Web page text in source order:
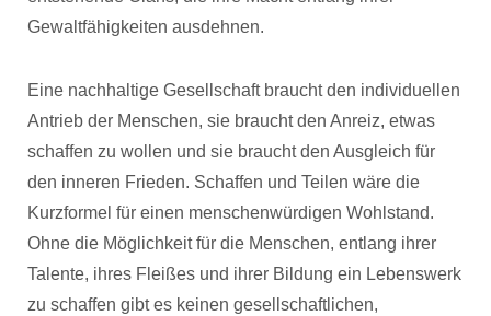
Gewaltfähigkeiten ausdehnen.
Eine nachhaltige Gesellschaft braucht den individuellen
Antrieb der Menschen, sie braucht den Anreiz, etwas
schaffen zu wollen und sie braucht den Ausgleich für
den inneren Frieden. Schaffen und Teilen wäre die
Kurzformel für einen menschenwürdigen Wohlstand.
Ohne die Möglichkeit für die Menschen, entlang ihrer
Talente, ihres Fleißes und ihrer Bildung ein Lebenswerk
zu schaffen gibt es keinen gesellschaftlichen,